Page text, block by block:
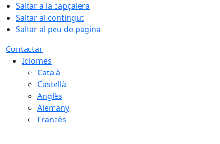
Saltar a la capçalera
Saltar al contingut
Saltar al peu de pàgina
Contactar
Idiomes
Català
Castellà
Anglès
Alemany
Francès